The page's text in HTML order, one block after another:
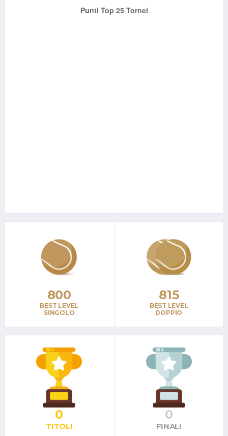
800
BEST LEVEL
SINGOLO
815
BEST LEVEL
DOPPIO
0
TITOLI
0
FINALI